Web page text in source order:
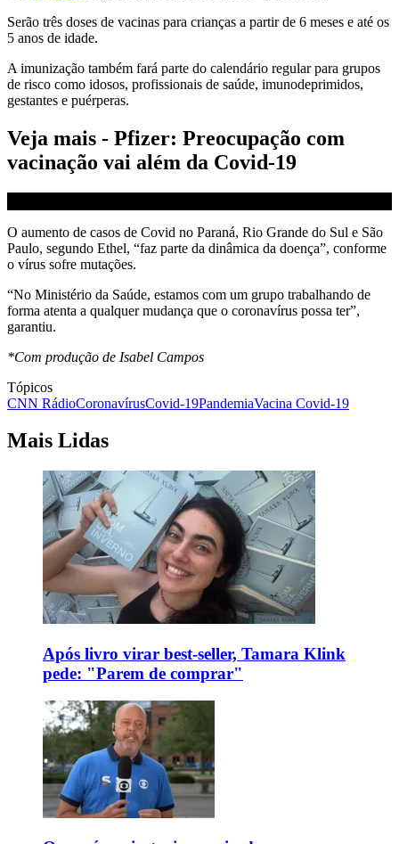
Serão três doses de vacinas para crianças a partir de 6 meses e até os
5 anos de idade.
A imunização também fará parte do calendário regular para grupos
de risco como idosos, profissionais de saúde, imunodeprimidos,
gestantes e puérperas.
Veja mais - Pfizer: Preocupação com
vacinação vai além da Covid-19
O aumento de casos de Covid no Paraná, Rio Grande do Sul e São
Paulo, segundo Ethel, “faz parte da dinâmica da doença”, conforme
o vírus sofre mutações.
“No Ministério da Saúde, estamos com um grupo trabalhando de
forma atenta a qualquer mudança que o coronavírus possa ter”,
garantiu.
*Com produção de Isabel Campos
Tópicos
CNN RádioCoronavírusCovid-19PandemiaVacina Covid-19
Mais Lidas
Após livro virar best-seller, Tamara Klink
pede: "Parem de comprar"